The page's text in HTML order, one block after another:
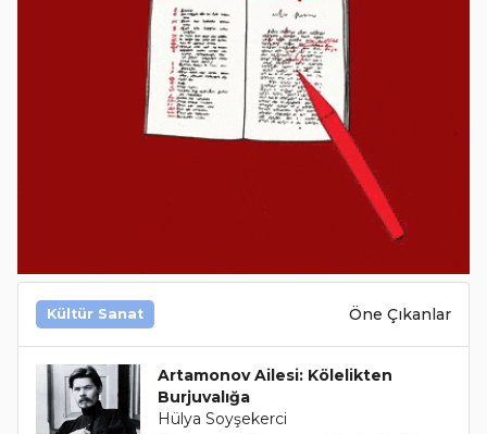
Kültür Sanat Öne Çıkanlar
Artamonov Ailesi: Kölelikten
Burjuvalığa
Hülya Soyşekerci